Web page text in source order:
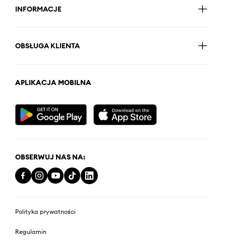
INFORMACJE
OBSŁUGA KLIENTA
APLIKACJA MOBILNA
OBSERWUJ NAS NA:
Polityka prywatności
Regulamin